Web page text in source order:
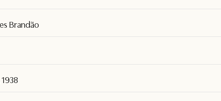
Brandão